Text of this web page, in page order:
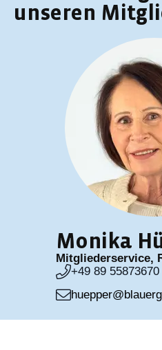
unseren
Monika
Mitgliederservice,
+49 89 55873670
huepper